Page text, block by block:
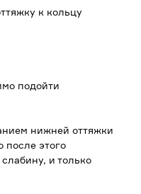
к кольцу
подойти
нижней оттяжки
после этого
и только